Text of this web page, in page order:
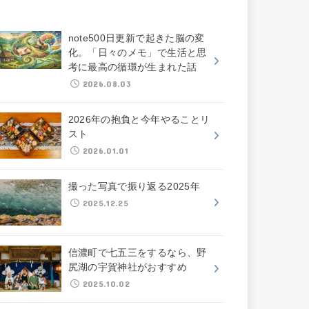
note500日更新で起きた脳の変
化。「日々のメモ」で生活と思
考に最高の循環が生まれた話
2026.08.03
2026年の抱負と今年やることリ
スト
2026.01.01
撮った写真で振り返る2025年
2025.12.25
信濃町で七五三をするなら、野
尻湖の宇賀神社がおすすめ
2025.10.02